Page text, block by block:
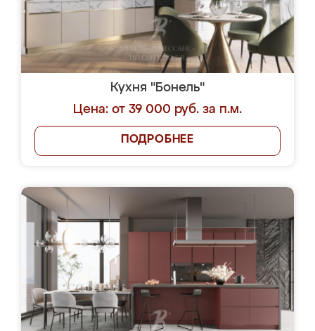
Кухня "Бонель"
Цена: от 39 000 руб. за п.м.
ПОДРОБНЕЕ